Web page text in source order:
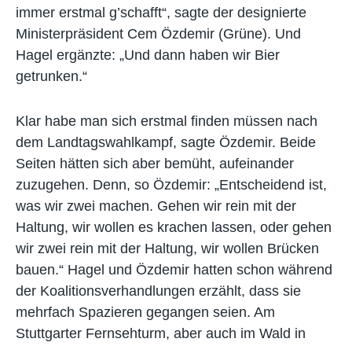
immer erstmal g’schafft“, sagte der designierte
Ministerpräsident Cem Özdemir (Grüne). Und
Hagel ergänzte: „Und dann haben wir Bier
getrunken.“
Klar habe man sich erstmal finden müssen nach
dem Landtagswahlkampf, sagte Özdemir. Beide
Seiten hätten sich aber bemüht, aufeinander
zuzugehen. Denn, so Özdemir: „Entscheidend ist,
was wir zwei machen. Gehen wir rein mit der
Haltung, wir wollen es krachen lassen, oder gehen
wir zwei rein mit der Haltung, wir wollen Brücken
bauen.“ Hagel und Özdemir hatten schon während
der Koalitionsverhandlungen erzählt, dass sie
mehrfach Spazieren gegangen seien. Am
Stuttgarter Fernsehturm, aber auch im Wald in